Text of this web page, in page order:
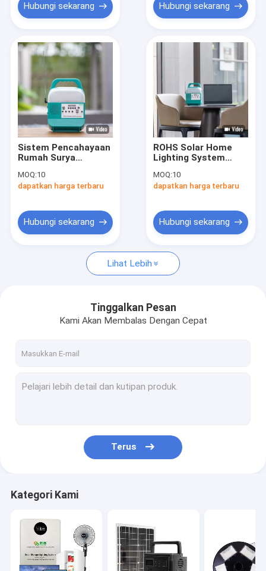
Hubungi sekarang Hubungi sekarang
Sistem Pencahayaan
Rumah Surya
Rated untuk Indoor
dan Outdoor
MOQ:10
dapatkan harga terbaru
Hubungi sekarang
ROHS Solar Home
Lighting System
Panel Baterai Lampu
Daya
MOQ:10
dapatkan harga terbaru
Hubungi sekarang
Lihat Lebih
Tinggalkan Pesan
Kami Akan Membalas Dengan Cepat
Terus
Kategori Kami